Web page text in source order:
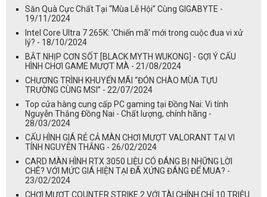
Săn Quà Cực Chất Tại “Mùa Lễ Hội” Cùng GIGABYTE -
19/11/2024
Intel Core Ultra 7 265K: 'Chiến mã' mới trong cuộc đua vi xử
lý? - 18/10/2024
BẮT NHỊP CƠN SỐT [BLACK MYTH WUKONG] - GỢI Ý CẤU
HÌNH CHƠI GAME MƯỢT MÀ - 21/08/2024
CHƯƠNG TRÌNH KHUYẾN MÃI “ĐÓN CHÀO MÙA TỰU
TRƯỜNG CÙNG MSI” - 22/07/2024
Top cửa hàng cung cấp PC gaming tại Đồng Nai: Vi tính
Nguyễn Thắng Đồng Nai - Chất lượng, chính hãng -
28/03/2024
CẤU HÌNH GIÁ RẺ CẢ MÀN CHƠI MƯỢT VALORANT TẠI VI
TÍNH NGUYỄN THẮNG - 26/02/2024
CARD MÀN HÌNH RTX 3050 LIỆU CÓ ĐÁNG BỊ NHỮNG LỜI
CHÊ? VỚI MỨC GIÁ HIỆN TẠI ĐÃ XỨNG ĐÁNG ĐỂ MUA? -
23/02/2024
CHƠI MƯỢT COUNTER STRIKE 2 VỚI TÀI CHÍNH CHỈ 10 TRIỆU